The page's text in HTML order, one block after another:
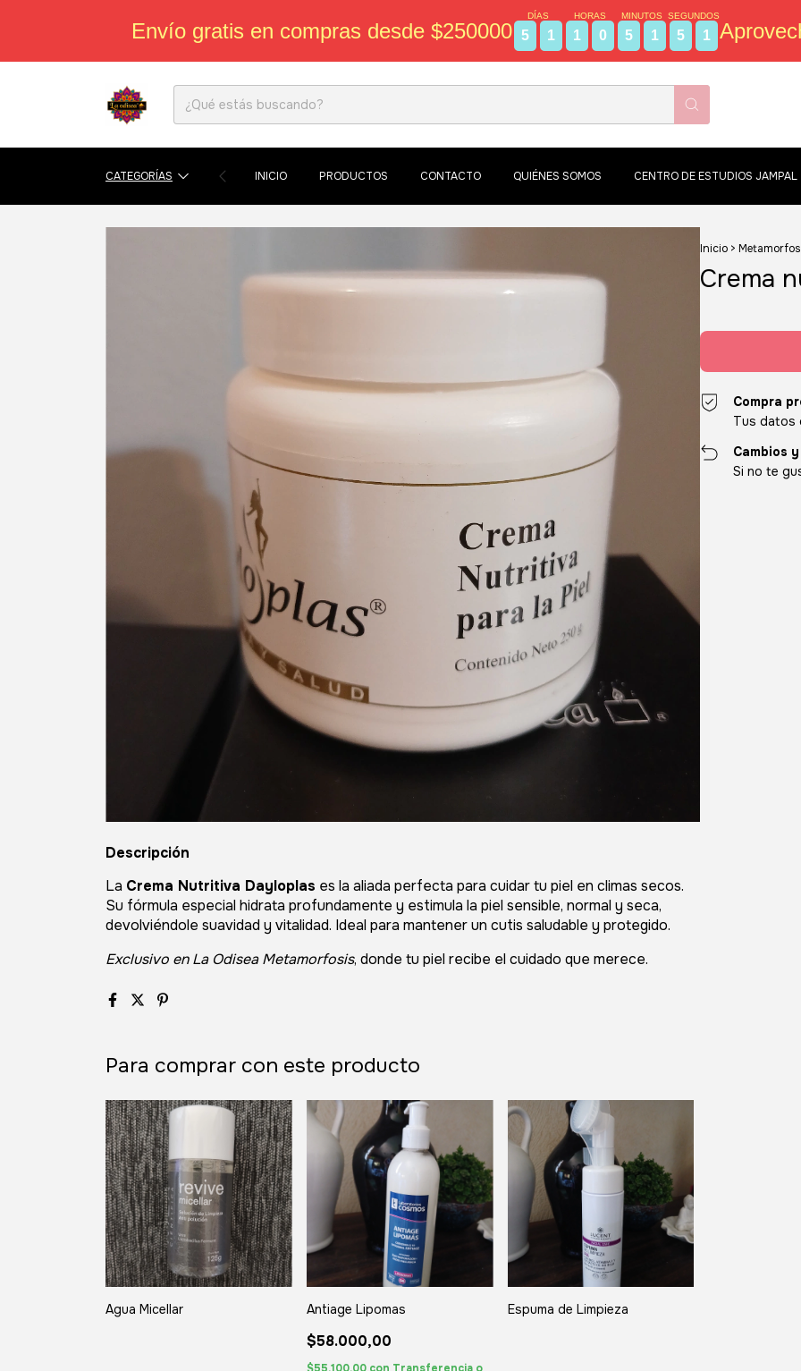
Envío gratis en compras desde $250000
DÍAS
5 1
HORAS
1 0
MINUTOS
5 1
SEGUNDOS
5 0
CATEGORÍAS INICIO PRODUCTOS CONTACTO QUIÉNES SOMOS CENTRO DE ESTUDIOS JAMPAL
Inicio >
Crema
Compra
Tus datos
Cambios
Si no te
Descripción
La Crema Nutritiva Dayloplas es la aliada perfecta para cuidar tu piel en climas secos.
Su fórmula especial hidrata profundamente y estimula la piel sensible, normal y seca,
devolviéndole suavidad y vitalidad. Ideal para mantener un cutis saludable y protegido.
Exclusivo en La Odisea Metamorfosis, donde tu piel recibe el cuidado que merece.
Para comprar con este producto
Agua Micellar Antiage Lipomas
$58.000,00
$55.100,00 con Transferencia o
Espuma de Limpieza